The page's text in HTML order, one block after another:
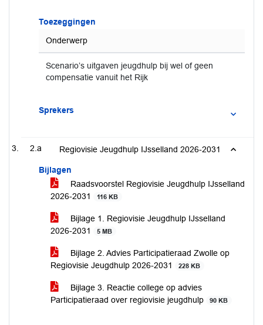
Toezeggingen
Onderwerp
Scenario’s uitgaven jeugdhulp bij wel of geen
compensatie vanuit het Rijk
Sprekers
2.a Regiovisie Jeugdhulp IJsselland 2026-2031
Bijlagen
Raadsvoorstel Regiovisie Jeugdhulp IJsselland
2026-2031
116 KB
Bijlage 1. Regiovisie Jeugdhulp IJsselland
2026-2031
5 MB
Bijlage 2. Advies Participatieraad Zwolle op
Regiovisie Jeugdhulp 2026-2031
228 KB
Bijlage 3. Reactie college op advies
Participatieraad over regiovisie jeugdhulp
90 KB